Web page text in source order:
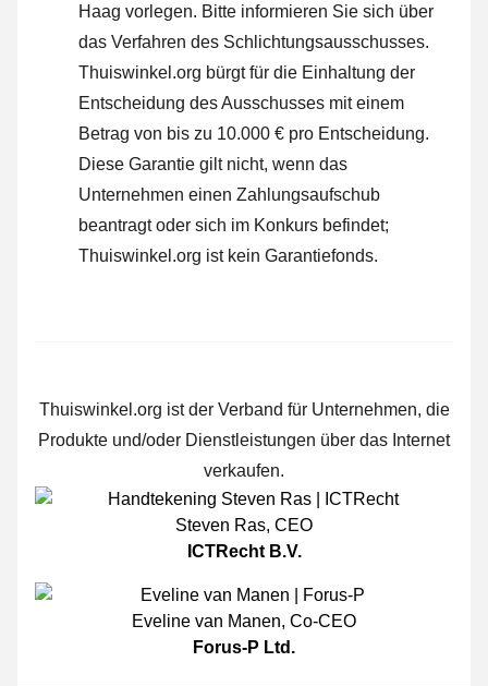
Haag vorlegen. Bitte informieren Sie sich über
das Verfahren des Schlichtungsausschusses.
Thuiswinkel.org bürgt für die Einhaltung der
Entscheidung des Ausschusses mit einem
Betrag von bis zu 10.000 € pro Entscheidung.
Diese Garantie gilt nicht, wenn das
Unternehmen einen Zahlungsaufschub
beantragt oder sich im Konkurs befindet;
Thuiswinkel.org ist kein Garantiefonds.
Thuiswinkel.org ist der Verband für Unternehmen, die
Produkte und/oder Dienstleistungen über das Internet
verkaufen.
Steven Ras, CEO
ICTRecht B.V.
Eveline van Manen, Co-CEO
Forus-P Ltd.